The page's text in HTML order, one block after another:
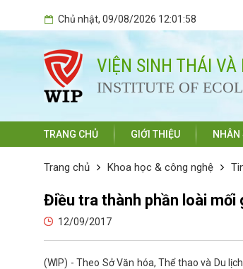
Chủ nhật, 09/08/2026 12:01:58
VIỆN SINH THÁI VÀ
INSTITUTE OF
TRANG CHỦ GIỚI THIỆU NHÂN
Trang chủ Khoa học & công nghệ
Điều tra thành phần loài
12/09/2017
(WIP) - Theo Sở Văn hóa, Thể thao và Du